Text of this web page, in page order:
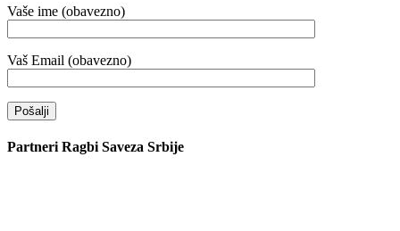
Vaše ime (obavezno)
Vaš Email (obavezno)
Partneri Ragbi Saveza Srbije